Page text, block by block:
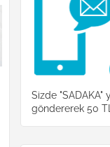
Sizde "SADAKA"
göndererek 50